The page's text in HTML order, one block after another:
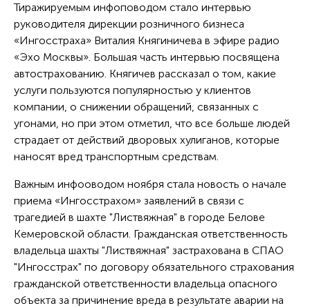
Тиражируемым инфоповодом стало интервью
руководителя дирекции розничного бизнеса
«Ингосстраха» Виталия Княгиничева в эфире радио
«Эхо Москвы». Большая часть интервью посвящена
автострахованию. Княгичев рассказал о том, какие
услуги пользуются популярностью у клиентов
компании, о снижении обращений, связанных с
угонами, но при этом отметил, что все больше людей
страдает от действий дворовых хулиганов, которые
наносят вред транспортным средствам.
Важным инфооводом ноября стала новость о начале
приема «Ингосстрахом» заявлений в связи с
трагедией в шахте "Листвяжная" в городе Белове
Кемеровской области. Гражданская ответственность
владельца шахты "Листвяжная" застрахована в СПАО
"Ингосстрах" по договору обязательного страхования
гражданской ответственности владельца опасного
объекта за причинение вреда в результате аварии на